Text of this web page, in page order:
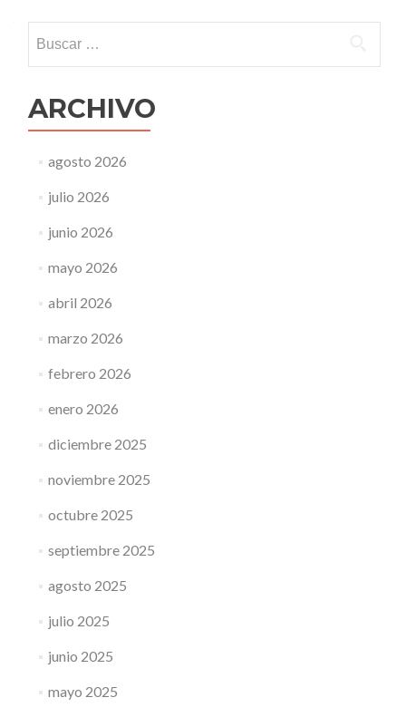
ARCHIVO
agosto 2026
julio 2026
junio 2026
mayo 2026
abril 2026
marzo 2026
febrero 2026
enero 2026
diciembre 2025
noviembre 2025
octubre 2025
septiembre 2025
agosto 2025
julio 2025
junio 2025
mayo 2025